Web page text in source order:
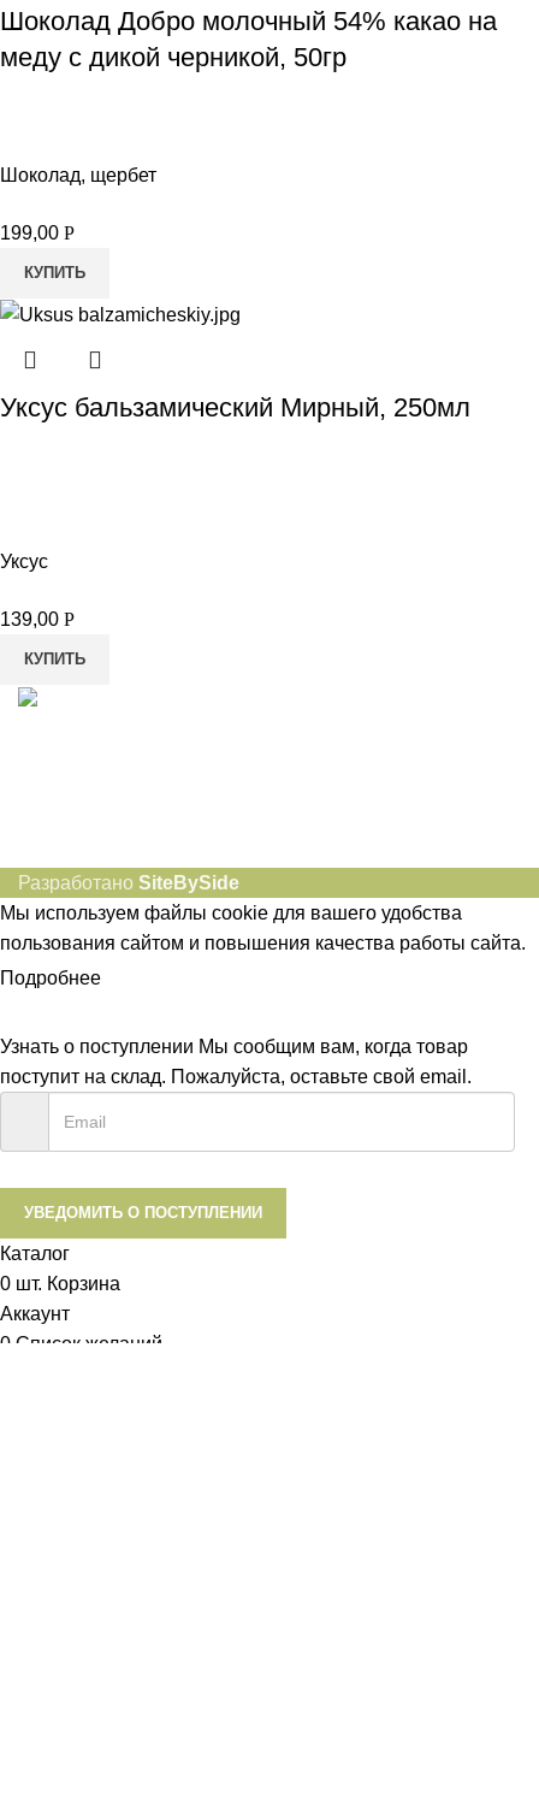
Шоколад Добро молочный 54% какао на
меду с дикой черникой, 50гр
Шоколад, щербет
199,00 Р
КУПИТЬ
Уксус бальзамический Мирный, 250мл
Уксус
139,00 Р
КУПИТЬ
Разработано SiteBySide
Мы используем файлы cookie для вашего удобства
пользования сайтом и повышения качества работы сайта.
Подробнее
Узнать о поступлении Мы сообщим вам, когда товар
поступит на склад. Пожалуйста, оставьте свой email.
УВЕДОМИТЬ О ПОСТУПЛЕНИИ
Каталог
0 шт. Корзина
Аккаунт
0 Список желаний